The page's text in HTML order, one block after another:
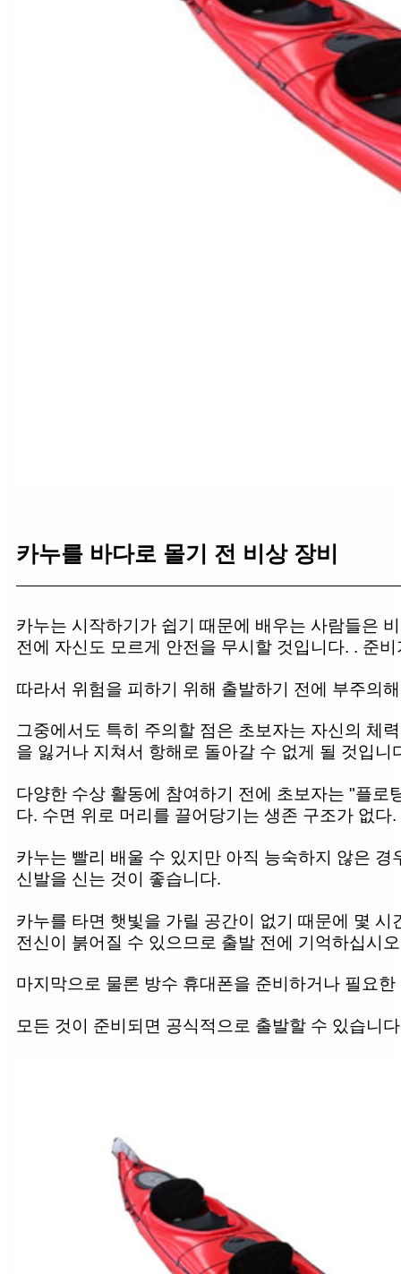
카누를 바다로 몰기 전 비상 장비
카누는 시작하기가 쉽기 때문에 배우는 사람들은
전에 자신도 모르게 안전을 무시할 것입니다. . 준비
따라서 위험을 피하기 위해 출발하기 전에 부주의
그중에서도 특히 주의할 점은 초보자는 자신의 체
을 잃거나 지쳐서 항해로 돌아갈 수 없게 될 것입
다양한 수상 활동에 참여하기 전에 초보자는 "플
다. 수면 위로 머리를 끌어당기는 생존 구조가 없
카누는 빨리 배울 수 있지만 아직 능숙하지 않은
신발을 신는 것이 좋습니다.
카누를 타면 햇빛을 가릴 공간이 없기 때문에 몇
전신이 붉어질 수 있으므로 출발 전에 기억하십시
마지막으로 물론 방수 휴대폰을 준비하거나 필요
모든 것이 준비되면 공식적으로 출발할 수 있습니